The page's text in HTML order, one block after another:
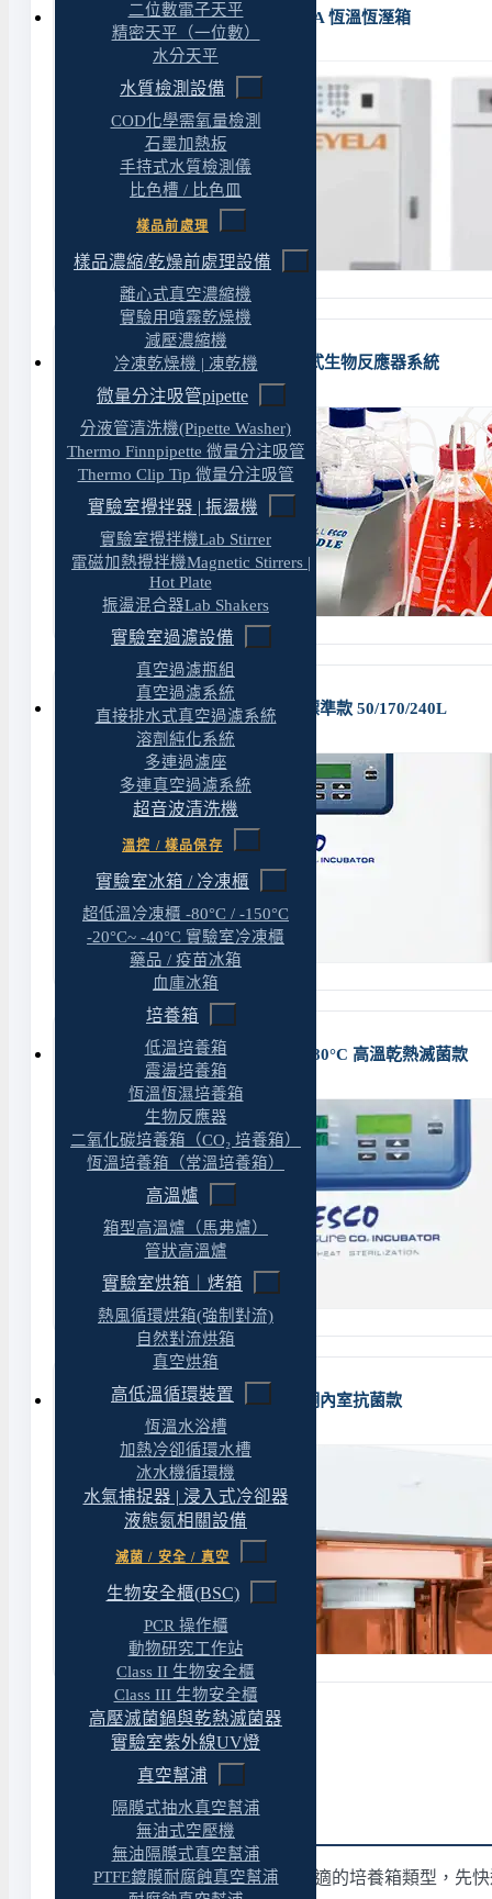
二位數電子天平
精密天平（一位數）
水分天平
水質檢測設備
COD化學需氧量檢測
石墨加熱板
手持式水質檢測儀
比色槽 / 比色皿
樣品前處理
樣品濃縮/乾燥前處理設備
離心式真空濃縮機
實驗用噴霧乾燥機
減壓濃縮機
冷凍乾燥機 | 凍乾機
微量分注吸管pipette
分液管清洗機(Pipette Washer)
Thermo Finnpipette 微量分注吸管
Thermo Clip Tip 微量分注吸管
實驗室攪拌器 | 振盪機
實驗室攪拌機Lab Stirrer
電磁加熱攪拌機Magnetic Stirrers |
Hot Plate
振盪混合器Lab Shakers
實驗室過濾設備
真空過濾瓶組
真空過濾系統
直接排水式真空過濾系統
溶劑純化系統
多連過濾座
多連真空過濾系統
超音波清洗機
溫控 / 樣品保存
實驗室冰箱 / 冷凍櫃
超低溫冷凍櫃 -80°C / -150°C
-20°C~ -40°C 實驗室冷凍櫃
藥品 / 疫苗冰箱
血庫冰箱
培養箱
低溫培養箱
震盪培養箱
恆溫恆濕培養箱
生物反應器
二氧化碳培養箱（CO₂ 培養箱）
恆溫培養箱（常溫培養箱）
高溫爐
箱型高溫爐（馬弗爐）
管狀高溫爐
實驗室烘箱｜烤箱
熱風循環烘箱(強制對流)
自然對流烘箱
真空烘箱
高低溫循環裝置
恆溫水浴槽
加熱冷卻循環水槽
冰水機循環機
水氣捕捉器 | 浸入式冷卻器
液態氮相關設備
滅菌 / 安全 / 真空
生物安全櫃(BSC)
PCR 操作櫃
動物研究工作站
Class II 生物安全櫃
Class III 生物安全櫃
高壓滅菌鍋與乾熱滅菌器
實驗室紫外線UV燈
真空幫浦
隔膜式抽水真空幫浦
無油式空壓機
無油隔膜式真空幫浦
PTFE鍍膜耐腐蝕真空幫浦
KCL-2000A / KCL-2000W EYELA 恆溫恆溼箱
ESCO BelloCell / CelCradle 潮汐式生物反應器系統
ESCO CelCulture CO₂ 培養箱｜標準款 50/170/240L
ESCO CelCulture CO₂ 培養箱｜180°C 高溫乾熱滅菌款
ESCO CelCulture CO₂ 培養箱｜銅內室抗菌款
培養箱類型快速分流
下表依「培養目標」對應到合適的培養箱類型，先